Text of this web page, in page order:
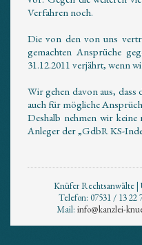
Verfahren noch.
Die von den von uns
gemachten Ansprüche
31.12.2011 verjährt, wenn
Wir gehen davon aus, dass
auch für mögliche
Deshalb nehmen wir keine
Anleger der „GdbR KS-
Knüfer Rechtsanwälte |
Telefon: 07531 / 13 22
Mail: info@kanzlei-